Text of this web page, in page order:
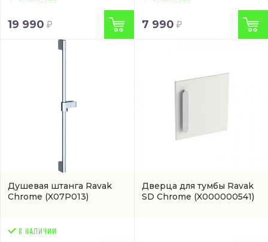
19 990 7 990
Душевая штанга Ravak
Chrome (X07P013)
Дверца для тумбы Ravak
SD Chrome (X000000541)